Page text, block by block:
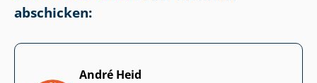
abschicken:
André Heid